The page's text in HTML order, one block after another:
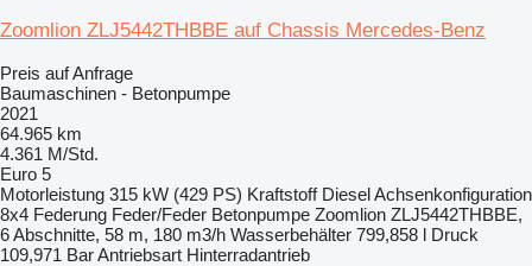
Zoomlion ZLJ5442THBBE auf Chassis Mercedes-Benz
Preis auf Anfrage
Baumaschinen - Betonpumpe
2021
64.965 km
4.361 M/Std.
Euro 5
Motorleistung 315 kW (429 PS) Kraftstoff DieselAchsenkonfiguration
8x4 Federung Feder/Feder Betonpumpe Zoomlion ZLJ5442THBBE,
6 Abschnitte, 58 m, 180 m3/h Wasserbehälter 799,858 l Druck
109,971 BarAntriebsart Hinterradantrieb